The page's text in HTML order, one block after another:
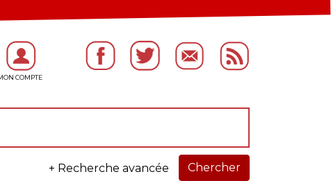
Chercher
+ Recherche avancée